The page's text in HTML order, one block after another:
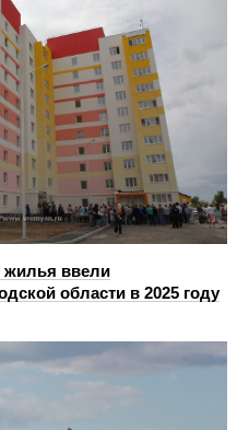
жилья ввели
области в 2025 году